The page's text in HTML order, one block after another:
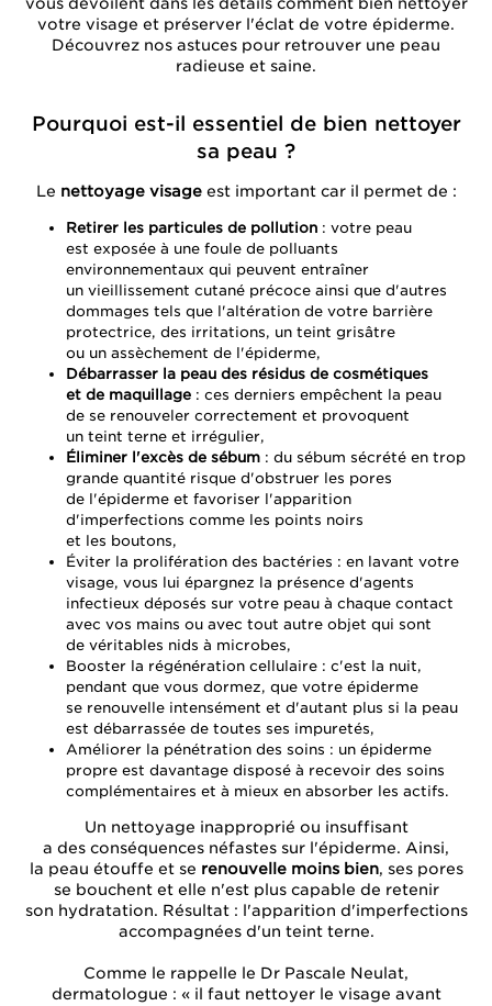
votre visage et préserver l'éclat de votre épiderme.
Découvrez nos astuces pour retrouver une peau
radieuse et saine.
Pourquoi est-il essentiel de bien nettoyer
sa peau ?
Le nettoyage visageest important car il permet de :
Retirer les particules de pollution : votre peau
est exposée à une foule de polluants
environnementaux qui peuvent entraîner
un vieillissement cutané précoce ainsi que d'autres
dommages tels que l'altération de votre barrière
protectrice, des irritations, un teint grisâtre
ou un assèchement de l'épiderme,
Débarrasser la peau des résidus de cosmétiques
et de maquillage : ces derniers empêchent la peau
de se renouveler correctement et provoquent
un teint terne et irrégulier,
Éliminer l'excès de sébum : du sébum sécrété en trop
grande quantité risque d'obstruer les pores
de l'épiderme et favoriser l'apparition
d'imperfections comme les points noirs
et les boutons,
Éviter la prolifération des bactéries : en lavant votre
visage, vous lui épargnez la présence d'agents
infectieux déposés sur votre peau à chaque contact
avec vos mains ou avec tout autre objet qui sont
de véritables nids à microbes,
Booster la régénération cellulaire : c'est la nuit,
pendant que vous dormez, que votre épiderme
se renouvelle intensément et d'autant plus si la peau
est débarrassée de toutes ses impuretés,
Améliorer la pénétration des soins : un épiderme
propre est davantage disposé à recevoir des soins
complémentaires et à mieux en absorber les actifs.
Un nettoyage inapproprié ou insuffisant
a des conséquences néfastes sur l'épiderme. Ainsi,
la peau étouffe et se renouvelle moins bien, ses pores
se bouchent et elle n'est plus capable de retenir
son hydratation. Résultat : l'apparition d'imperfections
accompagnées d'un teint terne.
Comme le rappelle le Dr Pascale Neulat,
dermatologue : « il faut nettoyer le visage avant